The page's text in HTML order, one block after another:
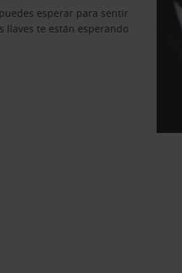
esperar para sentir
llaves te están esperando